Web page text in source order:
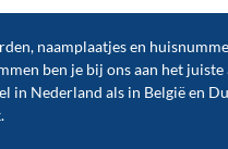
naamplaatjes en
ben je bij ons aan het
in Nederland als in België en